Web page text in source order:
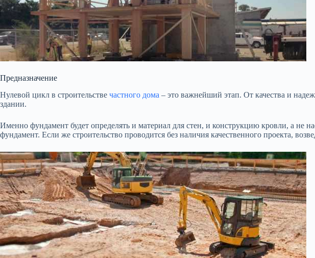
Предназначение
Нулевой цикл в строительстве частного дома – это важнейший этап. От качества и
здании.
Именно фундамент будет определять и материал для стен, и конструкцию кровли, а не
фундамент. Если же строительство проводится без наличия качественного проекта,